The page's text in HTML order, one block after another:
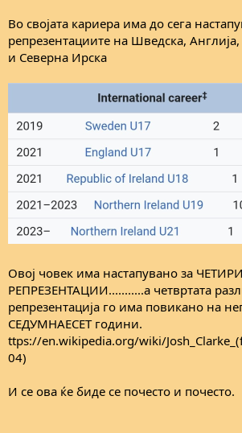
Во својата кариера има до сега
репрезентациите на Шведска,
и Северна Ирска
Овој човек има настапувано за
РЕПРЕЗЕНТАЦИИ...........а четвртата
репрезентација го има повикано на
СЕДУМНАЕСЕТ години.
ttps://en.wikipedia.org/wiki/
04)
И се ова ќе биде се почесто и почесто.